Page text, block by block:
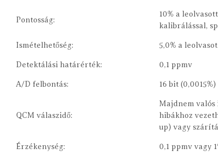
Pontosság:
10% a
kalibrálással,
Ismételhetőség: 5,0% a
Detektálási határérték: 0,1 ppmv
A/D felbontás: 16 bit (0,0015%)
QCM válaszidő:
Majdnem valós
hibákhoz
up) vagy
Érzékenység: 0,1 ppmv vagy